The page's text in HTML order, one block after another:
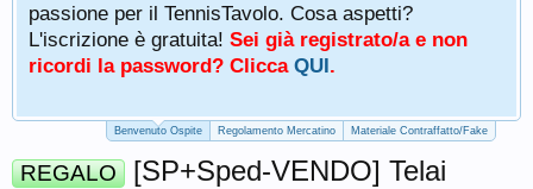
passione per il TennisTavolo. Cosa aspetti?
L'iscrizione è gratuita! Sei già registrato/a e non
ricordi la password? Clicca QUI.
Benvenuto Ospite Regolamento Mercatino Materiale Contraffatto/Fake
REGALO
[SP+Sped-VENDO] Telai